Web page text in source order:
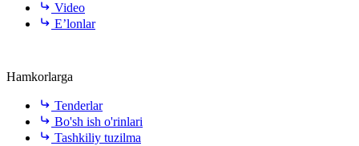
Video
E’lonlar
Hamkorlarga
Tenderlar
Bo'sh ish o'rinlari
Tashkiliy tuzilma